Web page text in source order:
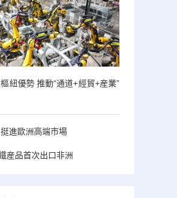
紐優勢 推動“通道+經貿+産業”
進歐洲高端市場
産品首次出口非洲